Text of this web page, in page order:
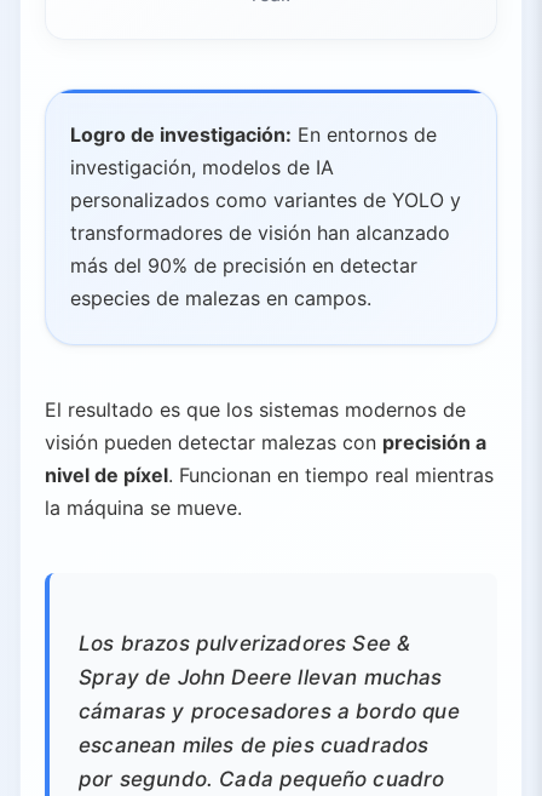
Logro de investigación: En entornos de
investigación, modelos de IA
personalizados como variantes de YOLO y
transformadores de visión han alcanzado
más del 90% de precisión en detectar
especies de malezas en campos.
El resultado es que los sistemas modernos de
visión pueden detectar malezas con precisión a
nivel de píxel. Funcionan en tiempo real mientras
la máquina se mueve.
Los brazos pulverizadores See &
Spray de John Deere llevan muchas
cámaras y procesadores a bordo que
escanean miles de pies cuadrados
por segundo. Cada pequeño cuadro